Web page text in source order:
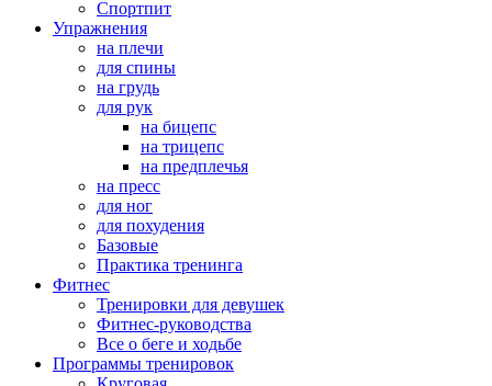
Спортпит
Упражнения
на плечи
для спины
на грудь
для рук
на бицепс
на трицепс
на предплечья
на пресс
для ног
для похудения
Базовые
Практика тренинга
Фитнес
Тренировки для девушек
Фитнес-руководства
Все о беге и ходьбе
Программы тренировок